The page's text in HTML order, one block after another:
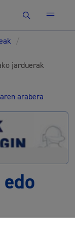
Bilatu
/
jarduerak
arabera